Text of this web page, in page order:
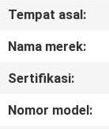
TENTANG
TUR
Tempat asal:
Nama merek:
Sertifikasi:
Nomor model: